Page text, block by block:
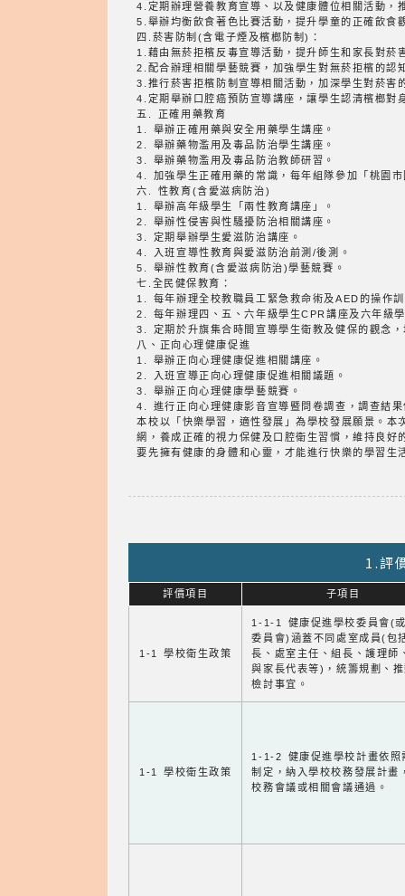
4.定期辦理營養教育宣導、以及健康體位相關活動，
四.菸害防制(含電子煙及檳榔防制)：
1.藉由無菸拒檳反毒宣導活動，提升師生和家長對菸
2.配合辦理相關學藝競賽，加強學生對無菸拒檳的認
3.推行菸害拒檳防制宣導相關活動，加深學生對菸害
4.定期舉辦口腔癌預防宣導講座，讓學生認清檳榔對
五. 正確用藥教育
1. 舉辦正確用藥與安全用藥學生講座。
2. 舉辦藥物濫用及毒品防治學生講座。
3. 舉辦藥物濫用及毒品防治教師研習。
4. 加強學生正確用藥的常識，每年組隊參加「桃園
六. 性教育(含愛滋病防治)
1. 舉辦高年級學生「兩性教育講座」。
2. 舉辦性侵害與性騷擾防治相關講座。
3. 定期舉辦學生愛滋防治講座。
4. 入班宣導性教育與愛滋防治前測/後測。
5. 舉辦性教育(含愛滋病防治)學藝競賽。
七.全民健保教育：
1. 每年辦理全校教職員工緊急救命術及AED的操作
2. 每年辦理四、五、六年級學生CPR講座及六年級
3. 定期於升旗集合時間宣導學生衛教及健保的觀念
八、正向心理健康促進
1. 舉辦正向心理健康促進相關講座。
2. 入班宣導正向心理健康促進相關議題。
3. 舉辦正向心理健康學藝競賽。
4. 進行正向心理健康影音宣導暨問卷調查，調查結
本校以「快樂學習，適性發展」為學校發展願景。
網，養成正確的視力保健及口腔衛生習慣，維持良
要先擁有健康的身體和心靈，才能進行快樂的學習生
1.評
評價項目 子項目
1-1 學校衛生政策
1-1-1 健康促進學校委員會(
委員會)涵蓋不同處室成員(包
長、處室主任、組長、護理師
與家長代表等)，統籌規劃、
檢討事宜。
1-1 學校衛生政策
1-1-2 健康促進學校計畫依照
制定，納入學校校務發展計畫
校務會議或相關會議通過。